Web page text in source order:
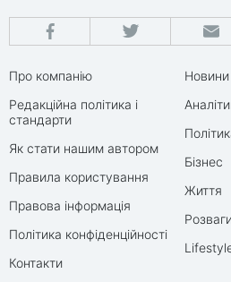
Про компанію
Редакційна політика і
стандарти
Як стати нашим автором
Правила користування
Правова інформація
Політика конфіденційності
Контакти
Новини
Бізнес
Життя